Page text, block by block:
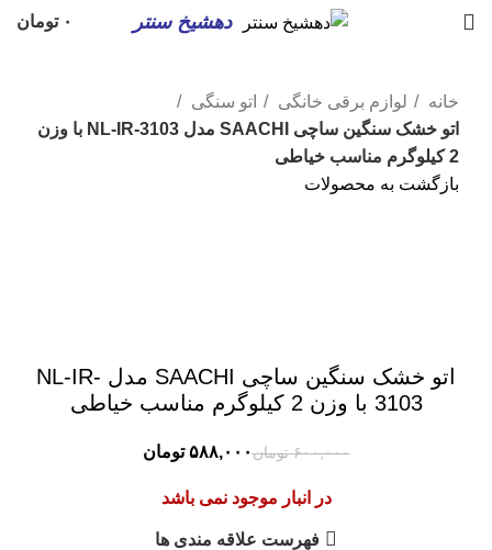
دهشیخ سنتر ۰ تومان
خانه لوازم برقی خانگی
اتو سنگی
اتو خشک سنگین ساچی SAACHI مدل NL-IR-3103 با وزن
2 کیلوگرم مناسب خیاطی
بازگشت به محصولات
اتو خشک سنگین ساچی SAACHI مدل NL-IR-
3103 با وزن 2 کیلوگرم مناسب خیاطی
۶۰۰,۰۰۰ تومان۵۸۸,۰۰۰ تومان
در انبار موجود نمی باشد
فهرست علاقه مندی ها